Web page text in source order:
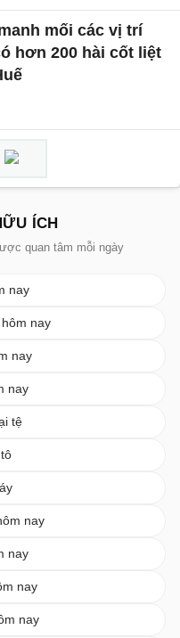
mối các vị trí
hơn 200 hài cốt liệt
ÍCH
quan tâm mỗi ngày
nay
nay
nay
nay
tệ
nay
nay
nay
nay